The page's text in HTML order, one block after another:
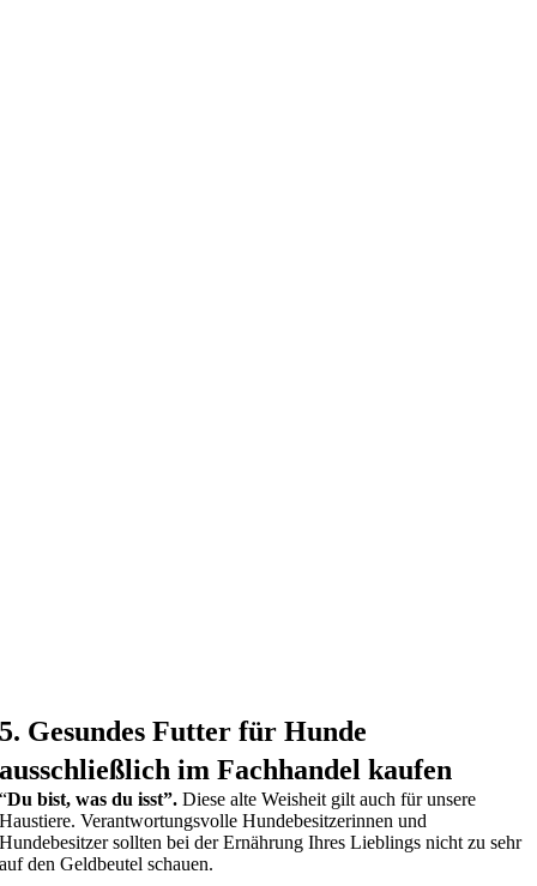
5. Gesundes Futter für Hunde
ausschließlich im Fachhandel kaufen
“Du bist, was du isst”.Diese alte Weisheit gilt auch für unsere
Haustiere. Verantwortungsvolle Hundebesitzerinnen und
Hundebesitzer sollten bei der Ernährung Ihres Lieblings nicht zu sehr
auf den Geldbeutel schauen.